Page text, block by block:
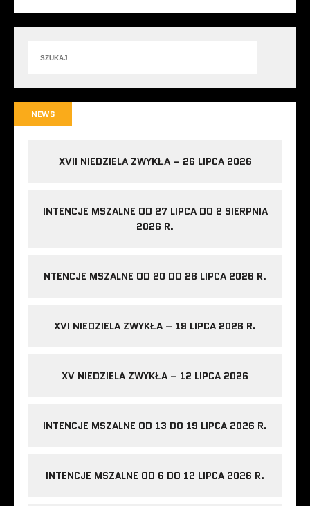
NEWS
XVII NIEDZIELA ZWYKŁA – 26 LIPCA 2026
INTENCJE MSZALNE OD 27 LIPCA DO 2 SIERPNIA
2026 R.
NTENCJE MSZALNE OD 20 DO 26 LIPCA 2026 R.
XVI NIEDZIELA ZWYKŁA – 19 LIPCA 2026 R.
XV NIEDZIELA ZWYKŁA – 12 LIPCA 2026
INTENCJE MSZALNE OD 13 DO 19 LIPCA 2026 R.
INTENCJE MSZALNE OD 6 DO 12 LIPCA 2026 R.